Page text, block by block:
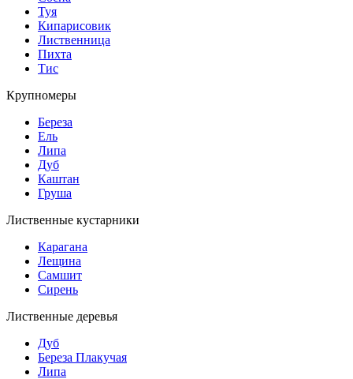
Туя
Кипарисовик
Лиственница
Пихта
Тис
Крупномеры
Береза
Ель
Липа
Дуб
Каштан
Груша
Лиственные кустарники
Карагана
Лещина
Самшит
Сирень
Лиственные деревья
Дуб
Береза Плакучая
Липа